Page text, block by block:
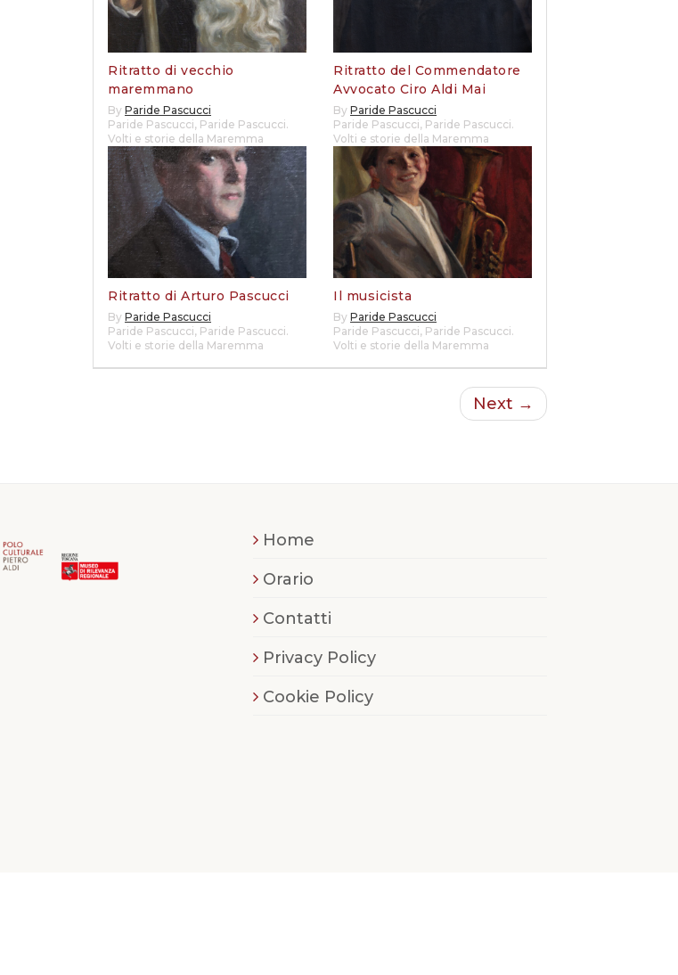
Ritratto di vecchio
maremmano
By Paride Pascucci
Paride Pascucci, Paride Pascucci.
Volti e storie della Maremma
Ritratto del Commendatore
Avvocato Ciro Aldi Mai
By Paride Pascucci
Paride Pascucci, Paride Pascucci.
Volti e storie della Maremma
Ritratto di Arturo Pascucci
By Paride Pascucci
Paride Pascucci, Paride Pascucci.
Volti e storie della Maremma
Il musicista
By Paride Pascucci
Paride Pascucci, Paride Pascucci.
Volti e storie della Maremma
Next →
Home
Orario
Contatti
Privacy Policy
Cookie Policy